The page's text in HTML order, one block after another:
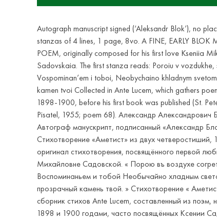
Autograph manuscript signed (‘Aleksandr Blok’), no
stanzas of 4 lines, 1 page, 8vo. A FINE, EARLY BLOK
POEM, originally composed for his first love Kseniia
Sadovskaia. The first stanza reads: Poroiu v vozdukhe,
Vospominan’em i toboi, Neobychaino khladnym
kamen tvoi Collected in Ante Lucem, which gathers
1898-1900, before his first book was published (St.
Pisatel, 1955; poem 68). Александр
Автограф манускрипт, подписанный «Александр
Стихотворение «Аметист» из двух четверостиший,
оригинал стихотворения, посвящённого первой
Михайловне Садовской. « Порою въ воздухе
Воспоминаньем и тобой Необычайно хладным
прозрачный камень твой. » Стихотворение «
сборник стихов Ante Lucem, составленный из поэм,
1898 и 1900 годами, часто посвящённых Ксении